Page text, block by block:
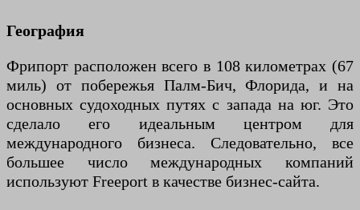
География
Фрипорт расположен всего в 108 километрах (67
миль) от побережья Палм-Бич, Флорида, и на
основных судоходных путях с запада на юг. Это
сделало его идеальным центром для
международного бизнеса. Следовательно, все
большее число международных компаний
используют Freeport в качестве бизнес-сайта.